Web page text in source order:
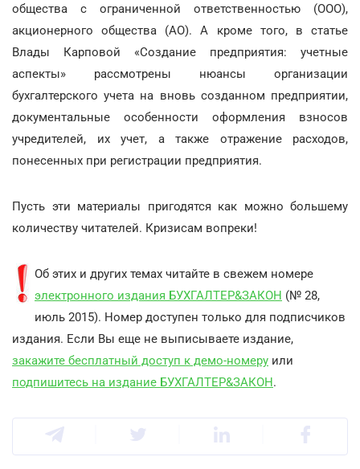
общества с ограниченной ответственностью (ООО),
акционерного общества (АО). А кроме того, в статье
Влады Карповой «Создание предприятия: учетные
аспекты» рассмотрены нюансы организации
бухгалтерского учета на вновь созданном предприятии,
документальные особенности оформления взносов
учредителей, их учет, а также отражение расходов,
понесенных при регистрации предприятия.
Пусть эти материалы пригодятся как можно большему
количеству читателей. Кризисам вопреки!
Об этих и других темах читайте в свежем номере
электронного издания БУХГАЛТЕР&ЗАКОН (№ 28,
июль 2015). Номер доступен только для подписчиков
издания. Если Вы еще не выписываете издание,
закажите бесплатный доступ к демо-номеру или
подпишитесь на издание БУХГАЛТЕР&ЗАКОН.